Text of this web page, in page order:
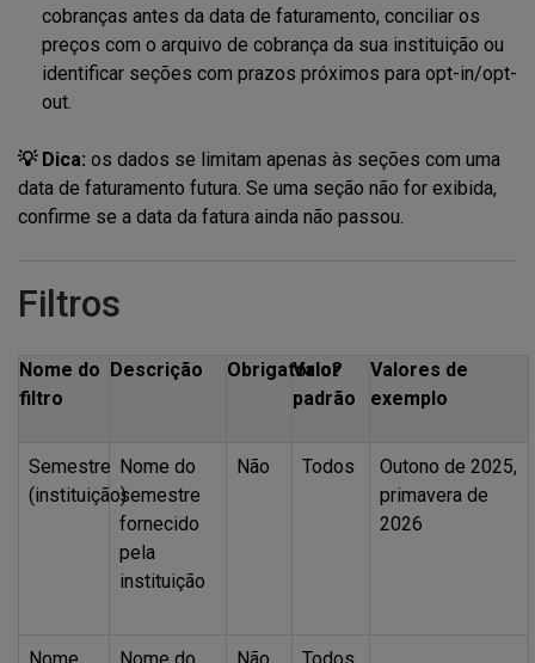
cobranças antes da data de faturamento, conciliar os
preços com o arquivo de cobrança da sua instituição ou
identificar seções com prazos próximos para opt-in/opt-
out.
💡 Dica: os dados se limitam apenas às seções com uma
data de faturamento futura. Se uma seção não for exibida,
confirme se a data da fatura ainda não passou.
Filtros
Nome do
filtro
Descrição Obrigatório?
Valor
padrão
Valores de
exemplo
Semestre
(instituição)
Nome do
semestre
fornecido
pela
instituição
Não Todos
Outono de 2025,
primavera de
2026